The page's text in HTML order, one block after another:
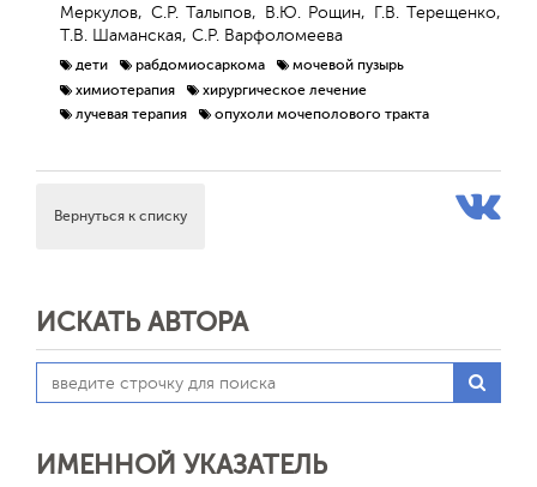
Меркулов, С.Р. Талыпов, В.Ю. Рощин, Г.В. Терещенко,
Т.В. Шаманская, С.Р. Варфоломеева
дети рабдомиосаркома
мочевой пузырь
химиотерапия
хирургическое лечение
лучевая терапия
опухоли мочеполового тракта
Вернуться к списку
ИСКАТЬ АВТОРА
ИМЕННОЙ УКАЗАТЕЛЬ